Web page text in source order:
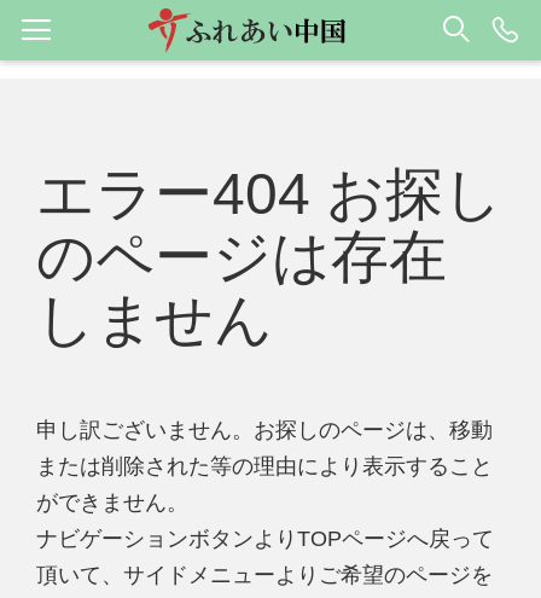
エラー404 お探し
のページは存在
しません
申し訳ございません。お探しのページは、移動
または削除された等の理由により表示すること
ができません。
ナビゲーションボタンよりTOPページへ戻って
頂いて、サイドメニューよりご希望のページを